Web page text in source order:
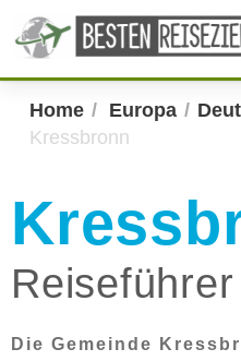
Home Europa
Kressbronn
Die Gemeinde